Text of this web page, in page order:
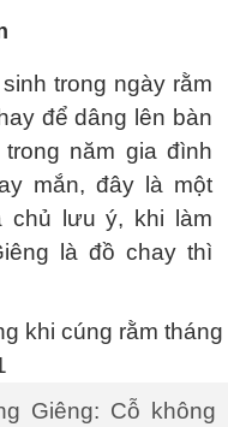
trong ngày rằm
để dâng lên bàn
năm gia đình
mắn, đây là một
chủ lưu ý, khi làm
là đồ chay thì
Giêng: Cỗ không